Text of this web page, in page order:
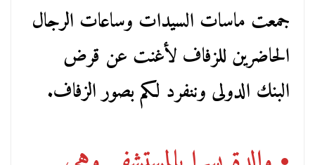
جمعت ماسات السيدات وساعات الرجال
الحاضرين للزفاف لأغنت عن قرض
البنك الدولى وننفرد لكم بصور الزفاف.